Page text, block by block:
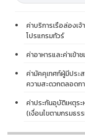
ค่าบริการเรือล่องเจ้
โปรแกรมทัวร์
ค่าอาหารและค่าเข้า
ค่ามัคคุเทศก์ผู้มีประ
ความสะดวกตลอดก
ค่าประกันอุบัติเหตุร
(เงื่อนไขตามกรมธร